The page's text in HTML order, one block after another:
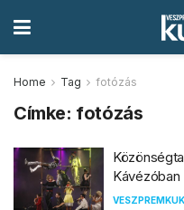
Home Tag fotózás
Címke: fotózás
Kávézóban